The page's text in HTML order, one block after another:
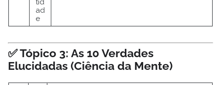
ad
e
✅ Tópico 3: As 10 Verdades
Elucidadas (Ciência da Mente)